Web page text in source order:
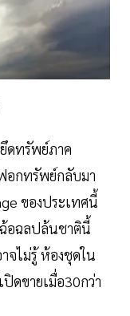
ดทรัพย์ภาค
อกทรัพย์กลับมา
ของประเทศนี้
อฉลปล้นชาตินี้
จไม่รู้ ห้องชุดใน
ดขายเมื่อ30กว่า